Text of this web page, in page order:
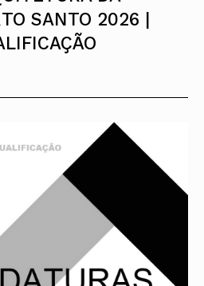
SANTO 2026 |